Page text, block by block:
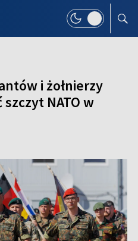
i żołnierzy
NATO w